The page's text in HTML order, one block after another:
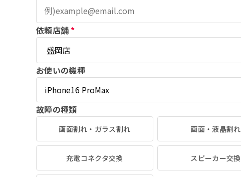
依頼店舗 *
お使いの機種
故障の種類
画面割れ・ガラス割れ 画面・液晶割れ
充電コネクタ交換 スピーカー交換